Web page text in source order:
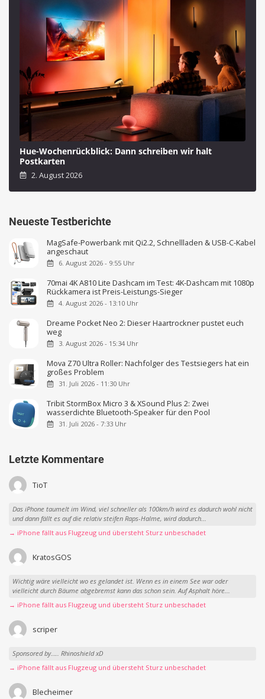
Hue-Wochenrückblick: Dann schreiben wir halt
Postkarten
2. August 2026
Neueste Testberichte
MagSafe-Powerbank mit Qi2.2, Schnellladen & USB-C-Kabel
angeschaut
6. August 2026 - 9:55 Uhr
70mai 4K A810 Lite Dashcam im Test: 4K-Dashcam mit 1080p
Rückkamera ist Preis-Leistungs-Sieger
4. August 2026 - 13:10 Uhr
Dreame Pocket Neo 2: Dieser Haartrockner pustet euch
weg
3. August 2026 - 15:34 Uhr
Mova Z70 Ultra Roller: Nachfolger des Testsiegers hat ein
großes Problem
31. Juli 2026 - 11:30 Uhr
Tribit StormBox Micro 3 & XSound Plus 2: Zwei
wasserdichte Bluetooth-Speaker für den Pool
31. Juli 2026 - 7:33 Uhr
Letzte Kommentare
TioT
Das iPhone taumelt im Wind, viel schneller als 100km/h wird es dadurch wohl nicht
und dann fällt es auf die relativ steifen Raps-Halme, wird dadurch...
→ iPhone fällt aus Flugzeug und übersteht Sturz unbeschadet
KratosGOS
Wichtig wäre vielleicht wo es gelandet ist. Wenn es in einem See war oder
vielleicht durch Bäume abgebremst kann das schon sein. Auf Asphalt höre...
→ iPhone fällt aus Flugzeug und übersteht Sturz unbeschadet
scriper
Sponsored by….. Rhinoshield xD
→ iPhone fällt aus Flugzeug und übersteht Sturz unbeschadet
Blecheimer